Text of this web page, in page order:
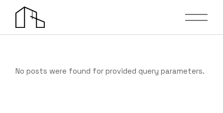
content
No posts were found for provided query parameters.